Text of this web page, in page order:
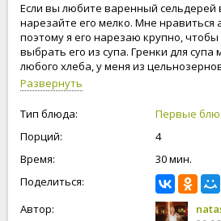
Если вы любите варенный сельдерей
нарезайте его мелко. Мне нравиться
поэтому я его нарезаю крупно,
выбрать его из супа. Гренки для
любого хлеба, у меня из
Развернуть
Тип блюда:
Первые
Порций:
4
Время:
30 мин.
Поделиться:
Автор: